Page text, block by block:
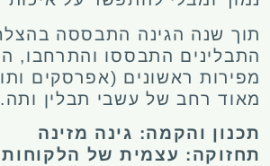
תוך שנה הגינה התבססה
התבלינים התבססו והתרחבו,
מפירות ראשונים (אפרסקים
מאוד רחב של עשבי תבלין ותה.
תכנון והקמה: גינה מזינה
תחזוקה: עצמית של